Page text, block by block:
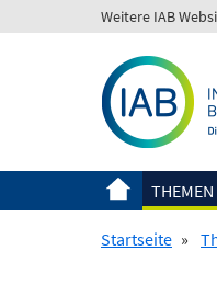
zum
Weitere IAB
THEMEN
Startseite »